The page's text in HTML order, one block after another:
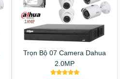
Trọn Bộ 07 Camera Dahua
2.0MP